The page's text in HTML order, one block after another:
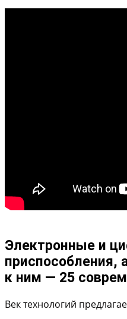
Электронные и
приспособления,
к ним — 25
Век технологий